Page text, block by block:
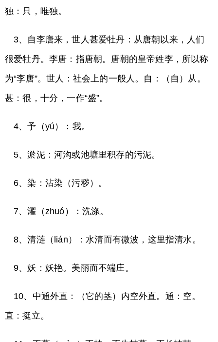
独：只，唯独。
3、自李唐来，世人甚爱牡丹：从唐朝以来，人们
很爱牡丹。李唐：指唐朝。唐朝的皇帝姓李，所以称
为“李唐”。世人：社会上的一般人。自：（自）从。
甚：很，十分，一作“盛”。
4、予（yú）：我。
5、淤泥：河沟或池塘里积存的污泥。
6、染：沾染（污秽）。
7、濯（zhuó）：洗涤。
8、清涟（lián）：水清而有微波，这里指清水。
9、妖：妖艳。美丽而不端庄。
10、中通外直：（它的茎）内空外直。通：空。
直：挺立。